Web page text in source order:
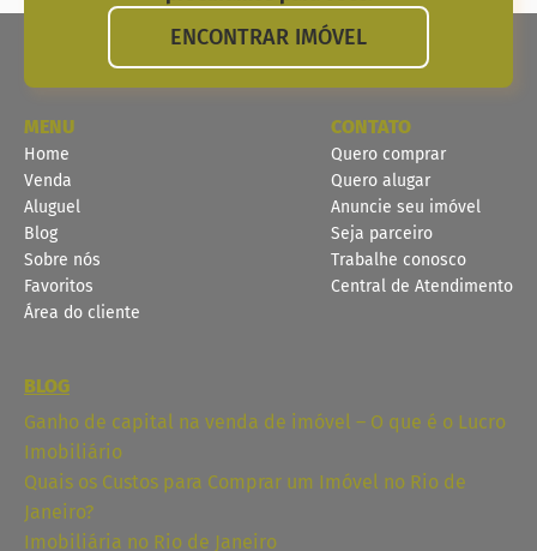
ENCONTRAR IMÓVEL
MENU
Home
Venda
Aluguel
Blog
Sobre nós
Favoritos
Área do cliente
CONTATO
Quero comprar
Quero alugar
Anuncie seu imóvel
Seja parceiro
Trabalhe conosco
Central de Atendimento
BLOG
Ganho de capital na venda de imóvel – O que é o Lucro
Imobiliário
Quais os Custos para Comprar um Imóvel no Rio de
Janeiro?
Imobiliária no Rio de Janeiro